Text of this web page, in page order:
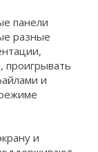
панели
разные
и
и